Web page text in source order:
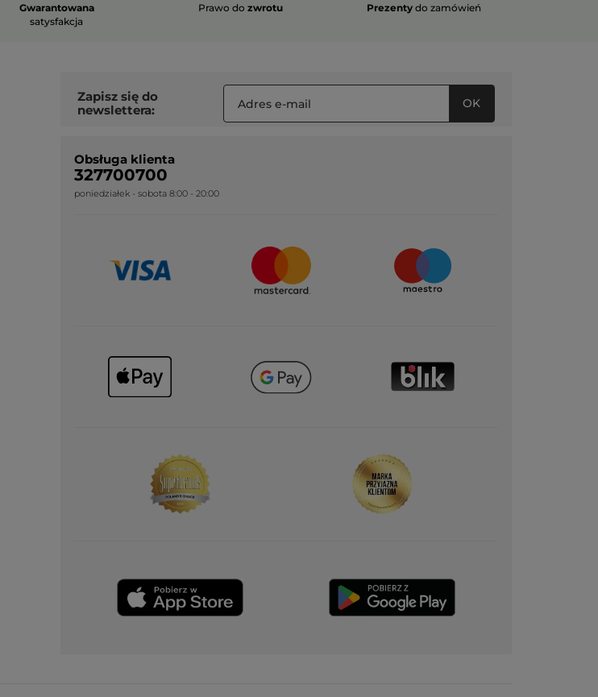
Gwarantowana
satysfakcja
Prawo do zwrotu Prezenty do zamówień
Zapisz się do
newslettera:
OK
Obsługa klienta
327700700
poniedziałek - sobota 8:00 - 20:00